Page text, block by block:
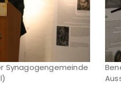
Synagogengemeinde